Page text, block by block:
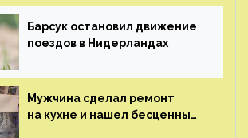
Барсук остановил движение
поездов в Нидерландах
Мужчина сделал ремонт
на кухне и нашел бесценные